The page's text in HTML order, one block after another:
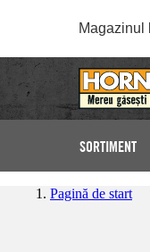
Magazinul
SORTIMENT
Pagină de start